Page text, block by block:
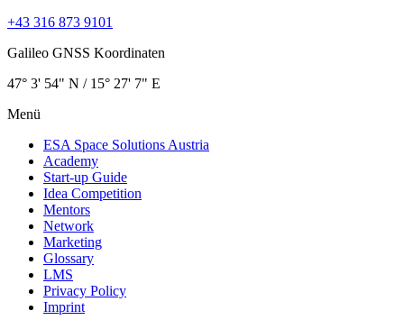
+43 316 873 9101
Galileo GNSS Koordinaten
47° 3' 54" N / ­15° 27' 7" E
Menü
ESA Space Solutions Austria
Academy
Start-up Guide
Idea Competition
Mentors
Network
Marketing
Glossary
LMS
Privacy Policy
Imprint